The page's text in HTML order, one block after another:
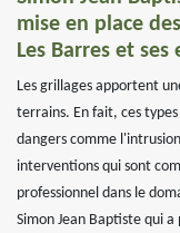
mise en place
Les Barres et ses
Les grillages apportent
terrains. En fait, ces
dangers comme
interventions qui sont
professionnel dans le
Simon Jean Baptiste qui